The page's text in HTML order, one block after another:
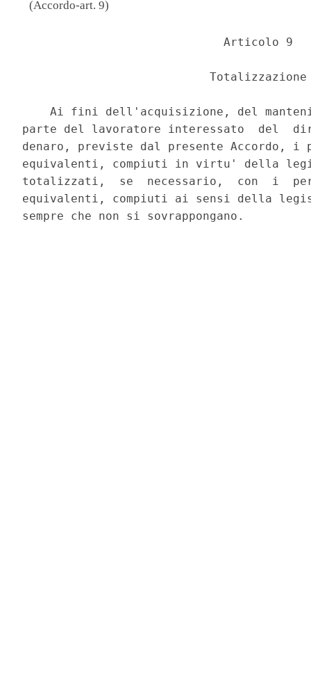
(Accordo-art. 9)
                             Articolo 9
Ai fini dell'acquisizione, del
parte del lavoratore interessato  del
denaro, previste dal presente Accordo,
equivalenti, compiuti in virtu' della
totalizzati,  se  necessario,  con  i
equivalenti, compiuti ai sensi della
sempre che non si sovrappongano.